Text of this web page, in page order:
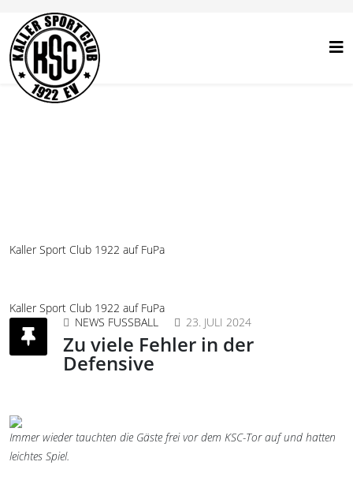
Kaller Sport Club 1922 auf FuPa
Kaller Sport Club 1922 auf FuPa
NEWS FUSSBALL
23. JULI 2024
Zu viele Fehler in der
Defensive
Immer wieder tauchten die Gäste frei vor dem KSC-Tor auf und hatten
leichtes Spiel.